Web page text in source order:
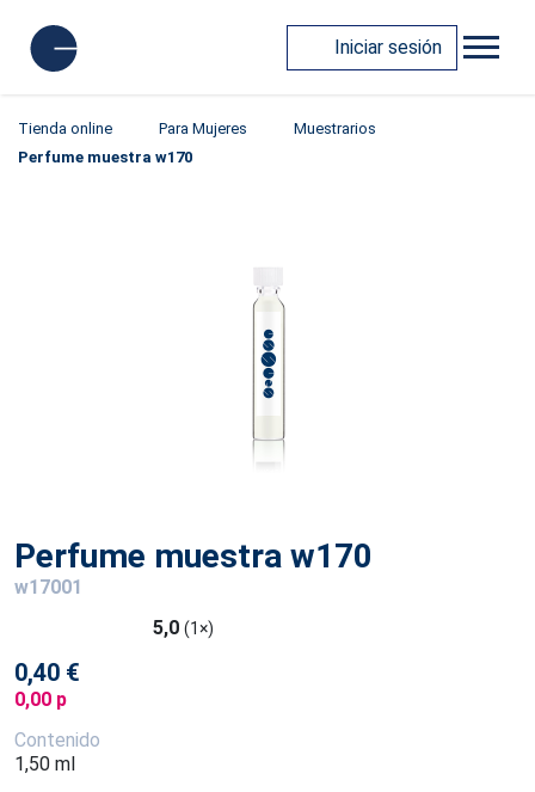
Iniciar sesión
Tienda online Para Mujeres
Muestrarios
Perfume muestra w170
Perfume muestra w170
w17001
5,0 (1×)
0,40 €
0,00 p
Contenido
1,50 ml